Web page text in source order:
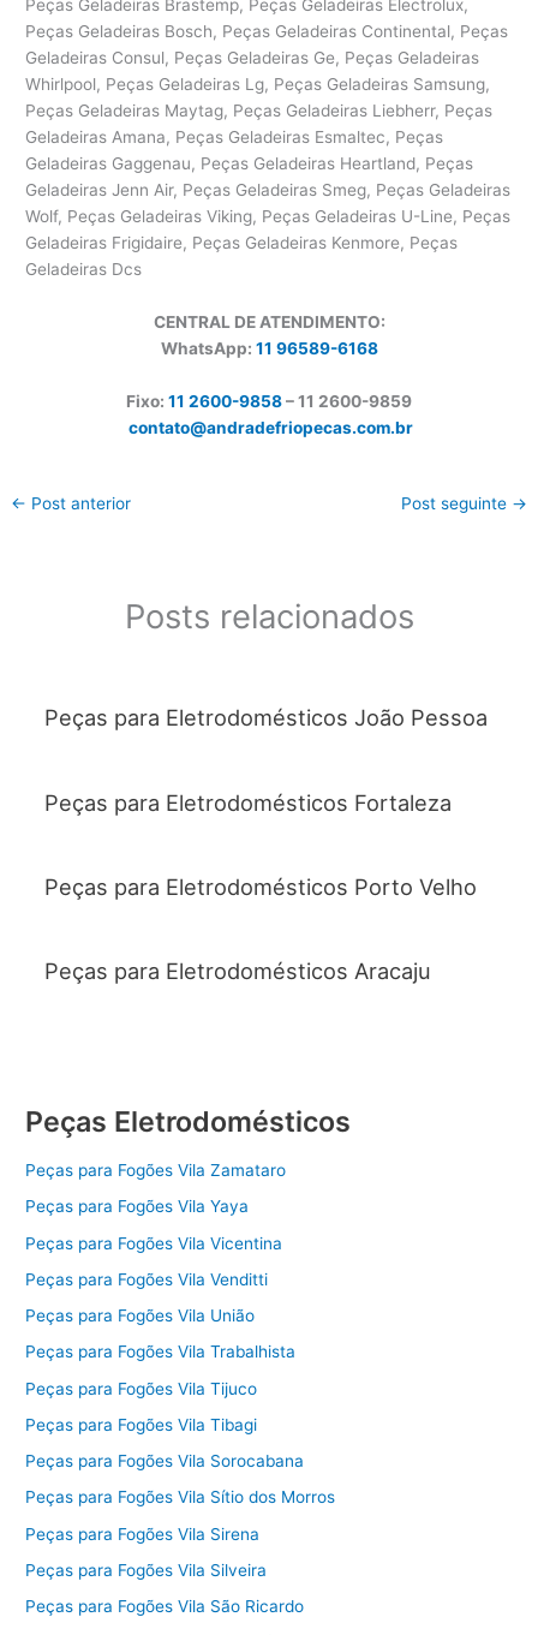
Peças Geladeiras Brastemp, Peças Geladeiras Electrolux,
Peças Geladeiras Bosch, Peças Geladeiras Continental, Peças
Geladeiras Consul, Peças Geladeiras Ge, Peças Geladeiras
Whirlpool, Peças Geladeiras Lg, Peças Geladeiras Samsung,
Peças Geladeiras Maytag, Peças Geladeiras Liebherr, Peças
Geladeiras Amana, Peças Geladeiras Esmaltec, Peças
Geladeiras Gaggenau, Peças Geladeiras Heartland, Peças
Geladeiras Jenn Air, Peças Geladeiras Smeg, Peças Geladeiras
Wolf, Peças Geladeiras Viking, Peças Geladeiras U-Line, Peças
Geladeiras Frigidaire, Peças Geladeiras Kenmore, Peças
Geladeiras Dcs
CENTRAL DE ATENDIMENTO:
WhatsApp: 11 96589-6168
Fixo: 11 2600-9858– 11 2600-9859
contato@andradefriopecas.com.br
← Post anterior Post seguinte →
Posts relacionados
Peças para Eletrodomésticos João Pessoa
Peças para Eletrodomésticos Fortaleza
Peças para Eletrodomésticos Porto Velho
Peças para Eletrodomésticos Aracaju
Peças Eletrodomésticos
Peças para Fogões Vila Zamataro
Peças para Fogões Vila Yaya
Peças para Fogões Vila Vicentina
Peças para Fogões Vila Venditti
Peças para Fogões Vila União
Peças para Fogões Vila Trabalhista
Peças para Fogões Vila Tijuco
Peças para Fogões Vila Tibagi
Peças para Fogões Vila Sorocabana
Peças para Fogões Vila Sítio dos Morros
Peças para Fogões Vila Sirena
Peças para Fogões Vila Silveira
Peças para Fogões Vila São Ricardo